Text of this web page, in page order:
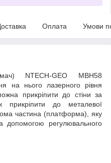
Оплата Умови
NTECH-GEO МBH58
на нього лазерного рівня
прикріпити до стіни за
до металевої
частина (платформа), яку
допомогою регулювального